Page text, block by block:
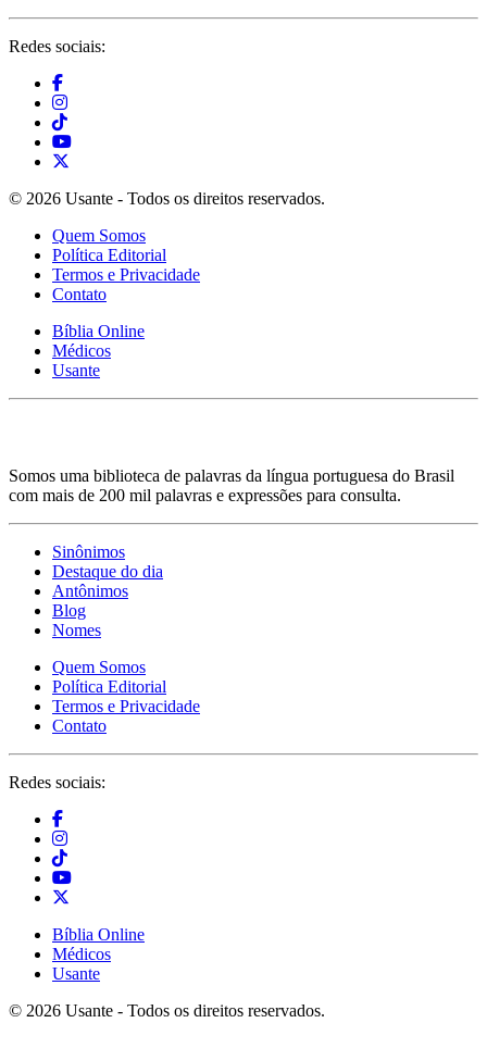
Redes sociais:
© 2026 Usante - Todos os direitos reservados.
Quem Somos
Política Editorial
Termos e Privacidade
Contato
Bíblia Online
Médicos
Usante
Somos uma biblioteca de palavras da língua portuguesa do Brasil
com mais de 200 mil palavras e expressões para consulta.
Sinônimos
Destaque do dia
Antônimos
Blog
Nomes
Quem Somos
Política Editorial
Termos e Privacidade
Contato
Redes sociais:
Bíblia Online
Médicos
Usante
© 2026 Usante - Todos os direitos reservados.